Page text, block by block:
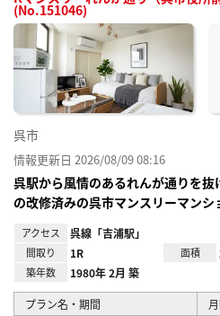
(No.151046)
呉市
情報更新日 2026/08/09 08:16
呉駅から風情のあるれんが通りを
の改修済みの呉市マンスリーマンシ
アクセス 呉線「吉浦駅」
間取り 1R 面積
築年数 1980年 2月 築
プラン名・期間